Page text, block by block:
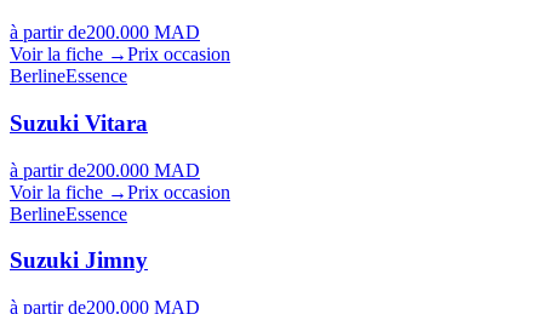
à partir de200.000 MAD
Voir la fiche →Prix occasion
BerlineEssence
Suzuki Vitara
à partir de200.000 MAD
Voir la fiche →Prix occasion
BerlineEssence
Suzuki Jimny
à partir de200.000 MAD